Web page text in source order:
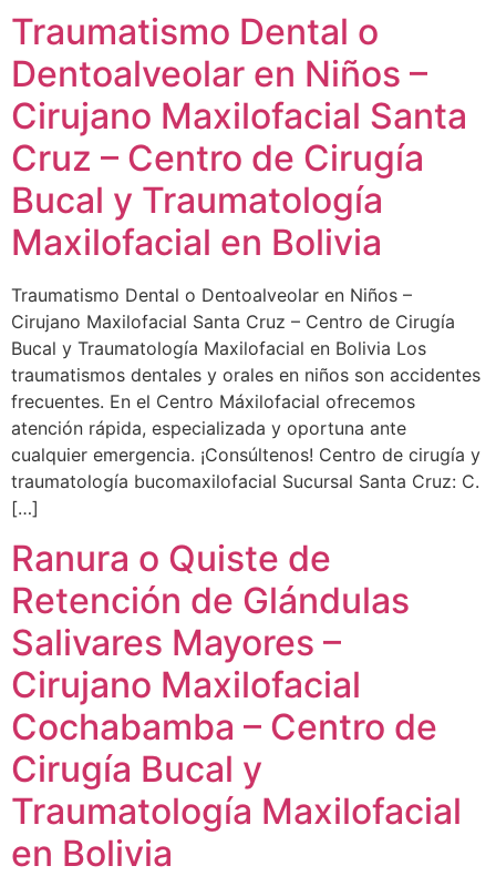
Traumatismo Dental o
Dentoalveolar en Niños –
Cirujano Maxilofacial Santa
Cruz – Centro de Cirugía
Bucal y Traumatología
Maxilofacial en Bolivia
Traumatismo Dental o Dentoalveolar en Niños –
Cirujano Maxilofacial Santa Cruz – Centro de Cirugía
Bucal y Traumatología Maxilofacial en Bolivia Los
traumatismos dentales y orales en niños son accidentes
frecuentes. En el Centro Máxilofacial ofrecemos
atención rápida, especializada y oportuna ante
cualquier emergencia. ¡Consúltenos! Centro de cirugía y
traumatología bucomaxilofacial Sucursal Santa Cruz: C.
[…]
Ranura o Quiste de
Retención de Glándulas
Salivares Mayores –
Cirujano Maxilofacial
Cochabamba – Centro de
Cirugía Bucal y
Traumatología Maxilofacial
en Bolivia